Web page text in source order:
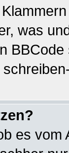
was
es